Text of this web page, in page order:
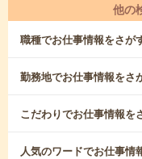
他の
職種でお仕事情報をさが
勤務地でお仕事情報をさ
こだわりでお仕事情報を
人気のワードでお仕事情